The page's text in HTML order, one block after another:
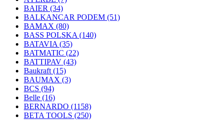
BAIER (34)
BALKANCAR PODEM (51)
BAMAX (80)
BASS POLSKA (140)
BATAVIA (35)
BATMATIC (22)
BATTIPAV (43)
Baukraft (15)
BAUMAX (3)
BCS (94)
Belle (16)
BERNARDO (1158)
BETA TOOLS (250)